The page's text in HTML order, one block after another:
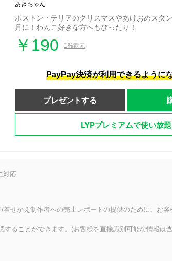
あきちゃん
ボストン・テリアのクリスマスやあけおめスタ
月に！わんこ好きな方へもぴったり！
￥190 1%還元
PayPay決済が利用できるように
プレゼントする
LYPプレミアムで使い放題
対応
せかえ制作者への売上レポートの提供のために、お客
することができます。(お客様を直接識別可能な情報は